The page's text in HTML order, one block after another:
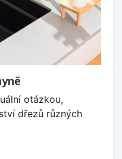
otázkou,
dřezů různých